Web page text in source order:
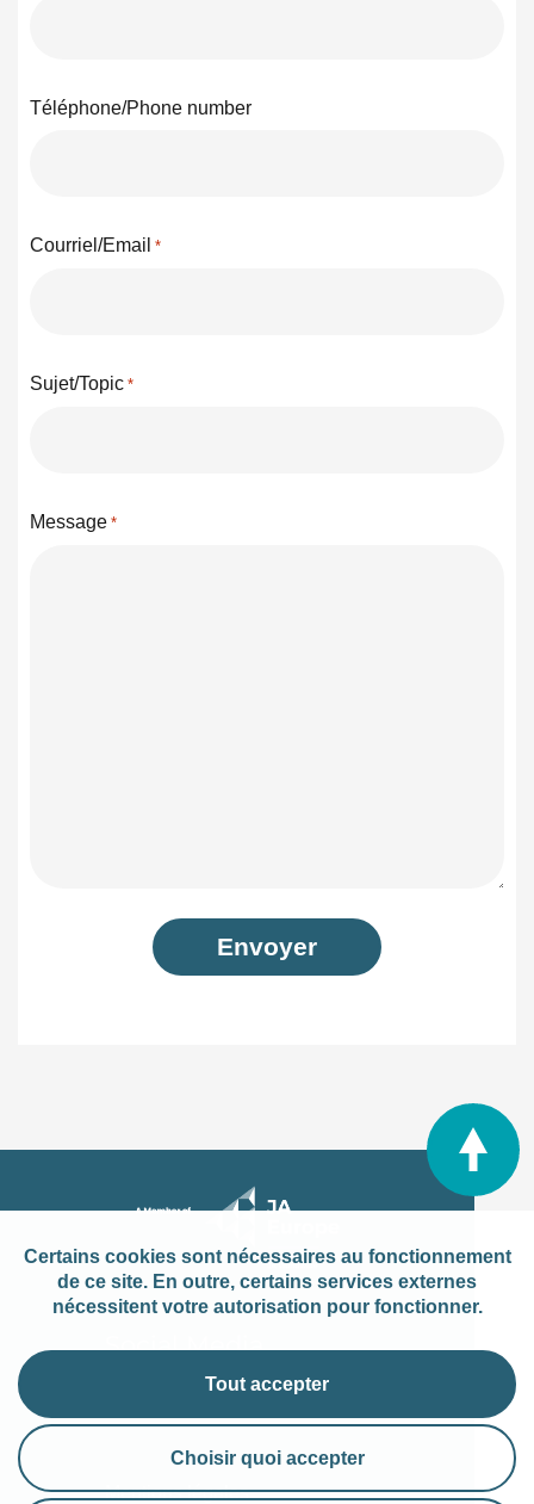
Téléphone/Phone number
Courriel/Email *
Sujet/Topic *
Message *
Envoyer
Social Media
Mentions légales
Certains cookies sont nécessaires au fonctionnement
de ce site. En outre, certains services externes
nécessitent votre autorisation pour fonctionner.
Tout accepter
Choisir quoi accepter